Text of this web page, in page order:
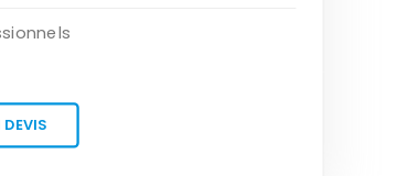
DEVIS